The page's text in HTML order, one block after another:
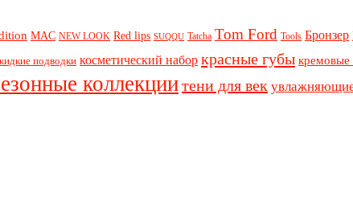
MAC NEW LOOK Red lips SUQQU Tatcha Tom Ford Tools Бронзер
подводки косметический набор красные губы кремовые
коллекциитени для век